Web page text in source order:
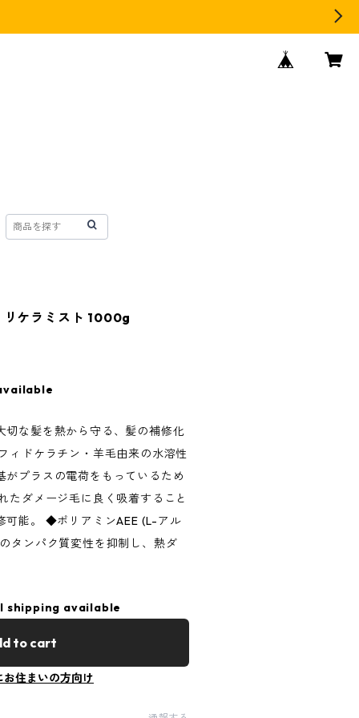
リケラミスト 1000g
切な髪を熱から守る、髪の補修化
ィドケラチン・羊毛由来の水溶性
プラスの電荷をもっているため
たダメージ毛に良く吸着すること
可能。 ◆ポリアミンAEE (L-アル
タンパク質変性を抑制し、熱ダ
shipping available
to cart
お住まいの方向け